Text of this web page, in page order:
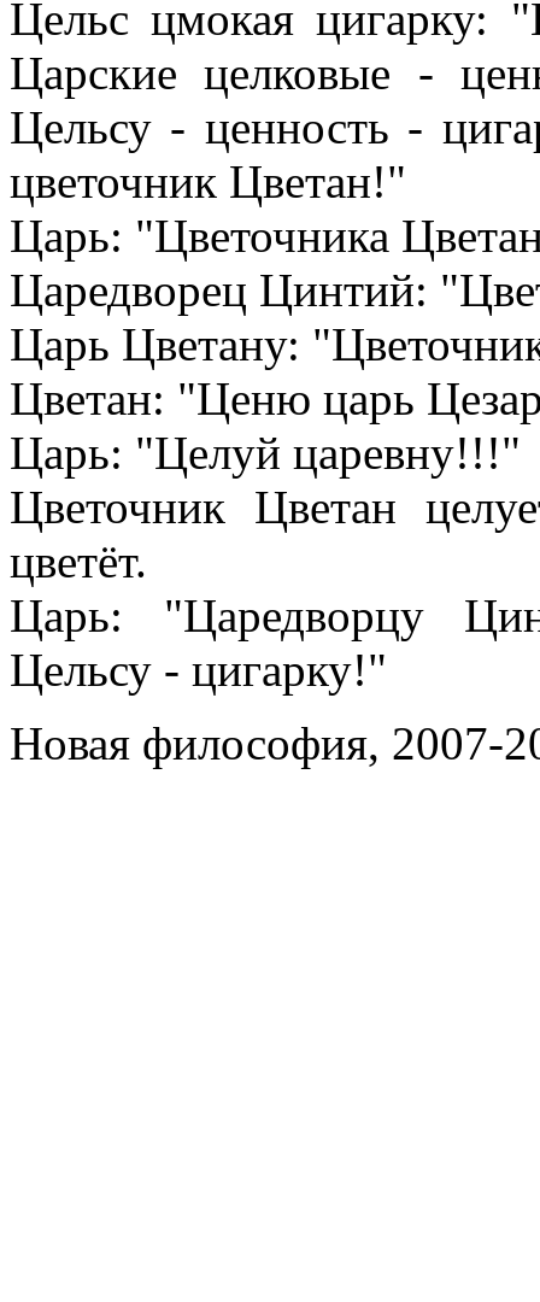
Цельс цмокая цигарку:
Царские целковые -
Цельсу - ценность -
цветочник Цветан!"
Царь: "Цветочника
Царедворец Цинтий:
Царь Цветану:
Цветан: "Ценю царь
Царь: "Целуй царевну!!!"
Цветочник Цветан
цветёт.
Царь: "Царедворцу
Цельсу - цигарку!"
Новая философия, 2007-